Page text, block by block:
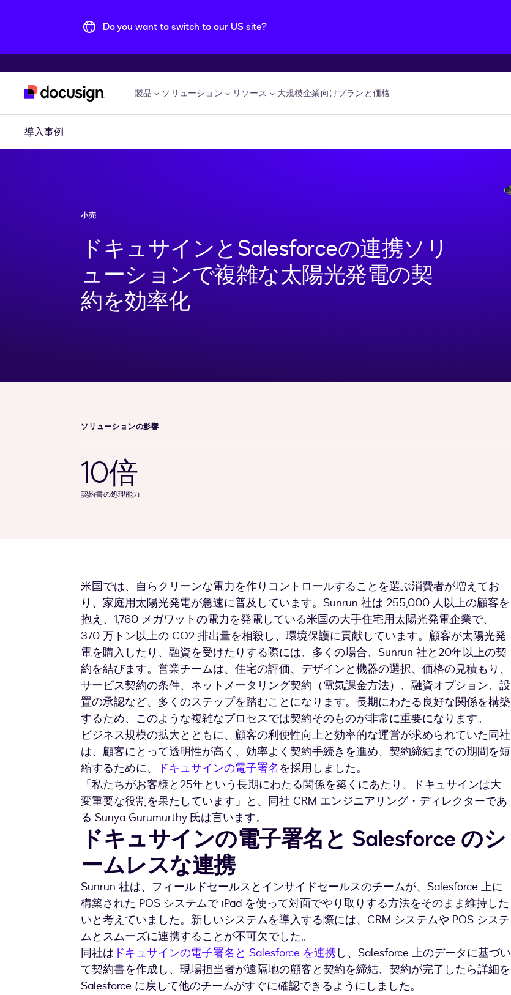
Do you want to switch to our US site?
製品 ソリューション リソース 大規模企業向けプランと価格
導入事例
小売
ドキュサインとSalesforceの連携ソリ
ューションで複雑な太陽光発電の契
約を効率化
ソリューションの影響
10倍
契約書の処理能力
米国では、自らクリーンな電力を作りコントロールすることを選ぶ消費者が増えてお
り、家庭用太陽光発電が急速に普及しています。Sunrun 社は 255,000 人以上の顧客を
抱え、1,760 メガワットの電力を発電している米国の大手住宅用太陽光発電企業で、
370 万トン以上の CO2 排出量を相殺し、環境保護に貢献しています。顧客が太陽光発
電を購入したり、融資を受けたりする際には、多くの場合、Sunrun 社と20年以上の契
約を結びます。営業チームは、住宅の評価、デザインと機器の選択、価格の見積もり、
サービス契約の条件、ネットメータリング契約（電気課金方法）、融資オプション、設
置の承認など、多くのステップを踏むことになります。長期にわたる良好な関係を構築
するため、このような複雑なプロセスでは契約そのものが非常に重要になります。
ビジネス規模の拡大とともに、顧客の利便性向上と効率的な運営が求められていた同社
は、顧客にとって透明性が高く、効率よく契約手続きを進め、契約締結までの期間を短
縮するために、
ドキュサインの電子署名 を採用しました。
「私たちがお客様と25年という長期にわたる関係を築くにあたり、ドキュサインは大
変重要な役割を果たしています」と、同社 CRM エンジニアリング・ディレクターであ
る Suriya Gurumurthy 氏は言います。
ドキュサインの電子署名と Salesforce のシ
ームレスな連携
Sunrun 社は、フィールドセールスとインサイドセールスのチームが、Salesforce 上に
構築された POS システムで iPad を使って対面でやり取りする方法をそのまま維持した
いと考えていました。新しいシステムを導入する際には、CRM システムや POS システ
ムとスムーズに連携することが不可欠でした。
同社は ドキュサインの電子署名と Salesforce を連携し、Salesforce 上のデータに基づい
て契約書を作成し、現場担当者が遠隔地の顧客と契約を締結、契約が完了したら詳細を
Salesforce に戻して他のチームがすぐに確認できるようにしました。